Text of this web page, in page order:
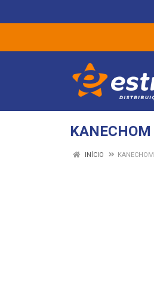
KANECHOM
INÍCIO KANECHOM